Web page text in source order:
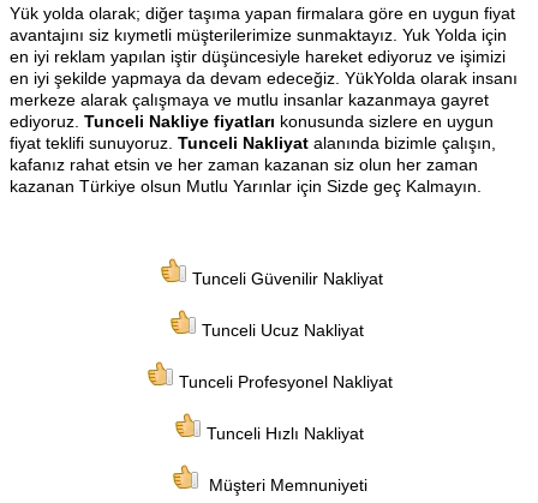
Yük yolda olarak; diğer taşıma yapan firmalara göre en uygun fiyat
avantajını siz kıymetli müşterilerimize sunmaktayız. Yuk Yolda için
en iyi reklam yapılan iştir düşüncesiyle hareket ediyoruz ve işimizi
en iyi şekilde yapmaya da devam edeceğiz. YükYolda olarak insanı
merkeze alarak çalışmaya ve mutlu insanlar kazanmaya gayret
ediyoruz. Tunceli Nakliye fiyatları konusunda sizlere en uygun
fiyat teklifi sunuyoruz. Tunceli Nakliyat alanında bizimle çalışın,
kafanız rahat etsin ve her zaman kazanan siz olun her zaman
kazanan Türkiye olsun Mutlu Yarınlar için Sizde geç Kalmayın.
Tunceli Güvenilir Nakliyat
Tunceli Ucuz Nakliyat
Tunceli Profesyonel Nakliyat
Tunceli Hızlı Nakliyat
Müşteri Memnuniyeti